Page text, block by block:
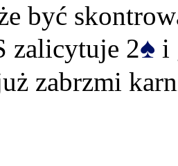
być
zalicytuje 2♠ i
zabrzmi